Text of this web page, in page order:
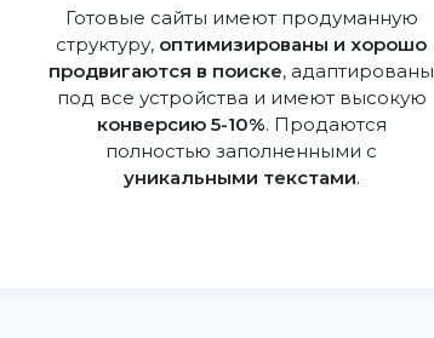
Готовые сайты имеют продуманную
структуру, оптимизированы и хорошо
продвигаются в поиске, адаптированы
под все устройства и имеют высокую
конверсию 5-10%. Продаются
полностью заполненными с
уникальными текстами.